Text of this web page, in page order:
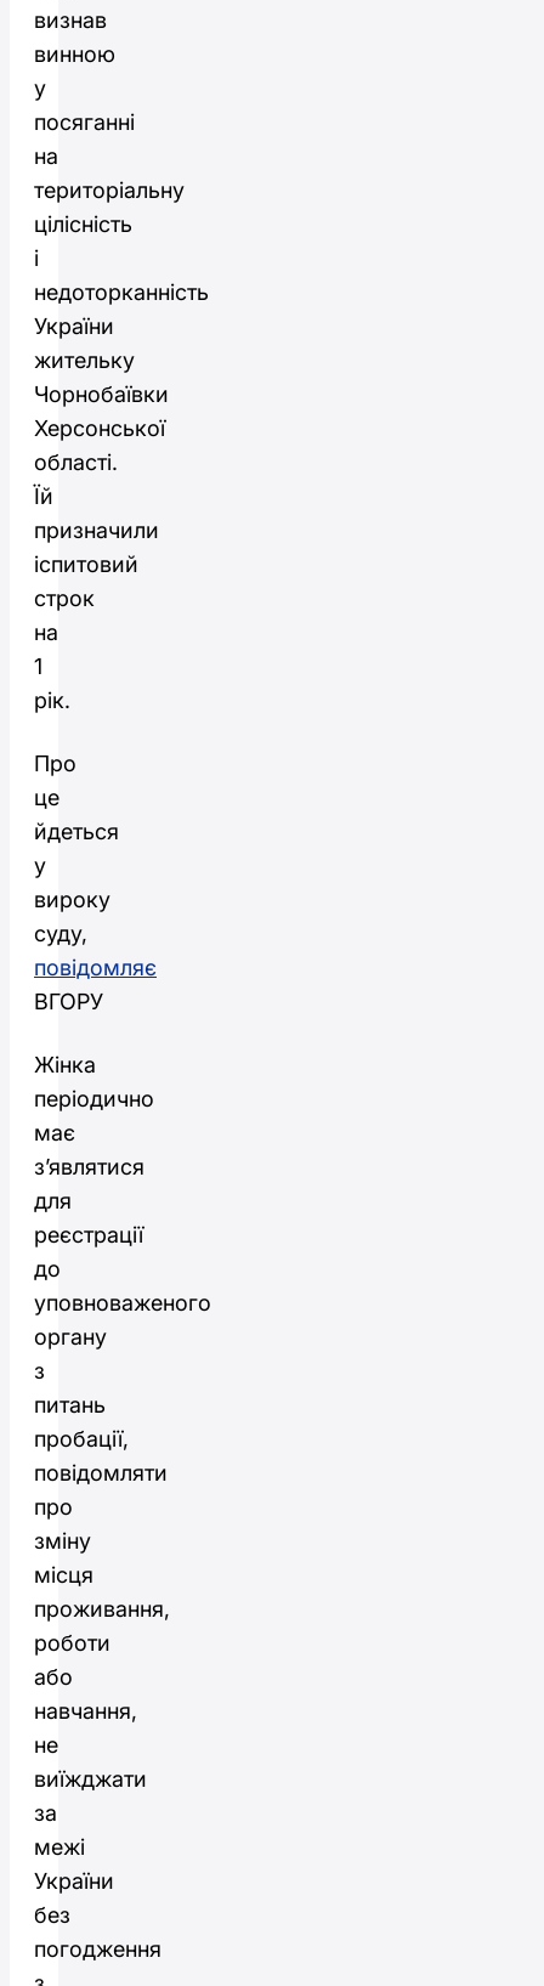
визнав
винною
у
посяганні
на
територіальну
цілісність
і
недоторканність
України
жительку
Чорнобаївки
Херсонської
області.
Їй
призначили
іспитовий
строк
на
1
рік.
Про
це
йдеться
у
вироку
суду,
повідомляє
ВГОРУ
Жінка
періодично
має
з’являтися
для
реєстрації
до
уповноваженого
органу
з
питань
пробації,
повідомляти
про
зміну
місця
проживання,
роботи
або
навчання,
не
виїжджати
за
межі
України
без
погодження